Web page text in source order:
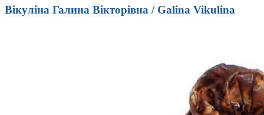
Вікуліна Галина Вікторівна / Galina Vikulina